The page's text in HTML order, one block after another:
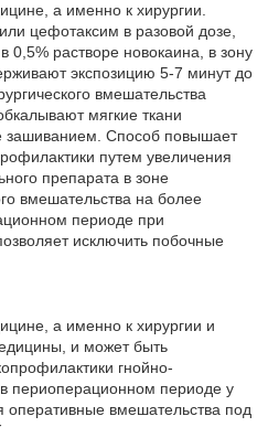
а именно к хирургии.
цефотаксим в разовой дозе,
0,5% растворе новокаина, в зону
экспозицию 5-7 минут до
вмешательства
мягкие ткани
зашиванием. Способ повышает
путем увеличения
препарата в зоне
вмешательства на более
периоде при
исключить побочные
а именно к хирургии и
и может быть
гнойно-
периоперационном периоде у
оперативные вмешательства под